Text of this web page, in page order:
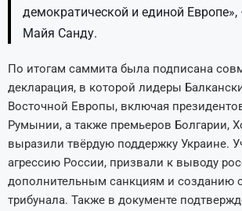
демократической и единой
Майя Санду.
По итогам саммита была подписана
декларация, в которой лидеры
Восточной Европы, включая
Румынии, а также премьеров Болгарии,
выразили твёрдую поддержку Украине.
агрессию России, призвали к выводу
дополнительным санкциям и созданию
трибунала. Также в документе